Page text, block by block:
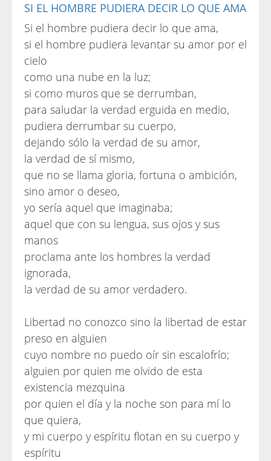
SI EL HOMBRE PUDIERA DECIR LO QUE AMA
Si el hombre pudiera decir lo que ama,
si el hombre pudiera levantar su amor por el
cielo
como una nube en la luz;
si como muros que se derrumban,
para saludar la verdad erguida en medio,
pudiera derrumbar su cuerpo,
dejando sólo la verdad de su amor,
la verdad de sí mismo,
que no se llama gloria, fortuna o ambición,
sino amor o deseo,
yo sería aquel que imaginaba;
aquel que con su lengua, sus ojos y sus
manos
proclama ante los hombres la verdad
ignorada,
la verdad de su amor verdadero.
Libertad no conozco sino la libertad de estar
preso en alguien
cuyo nombre no puedo oír sin escalofrío;
alguien por quien me olvido de esta
existencia mezquina
por quien el día y la noche son para mí lo
que quiera,
y mi cuerpo y espíritu flotan en su cuerpo y
espíritu